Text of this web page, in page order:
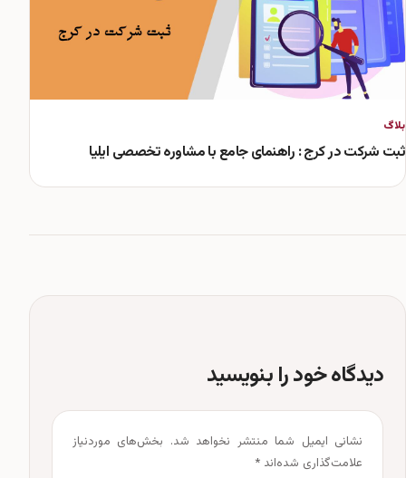
بلاگ
ثبت شرکت در کرج : راهنمای جامع با مشاوره تخصصی ایلیا
دیدگاه خود را بنویسید
نشانی ایمیل شما منتشر نخواهد شد. بخش‌های موردنیاز
علامت‌گذاری شده‌اند *